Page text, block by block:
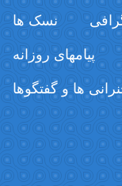
نسک ها
پیامهای روزانه
ها و گفتگوها